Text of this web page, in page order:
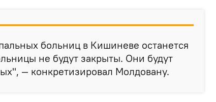
больниц в Кишиневе останется
не будут закрыты. Они будут
— конкретизировал Молдовану.